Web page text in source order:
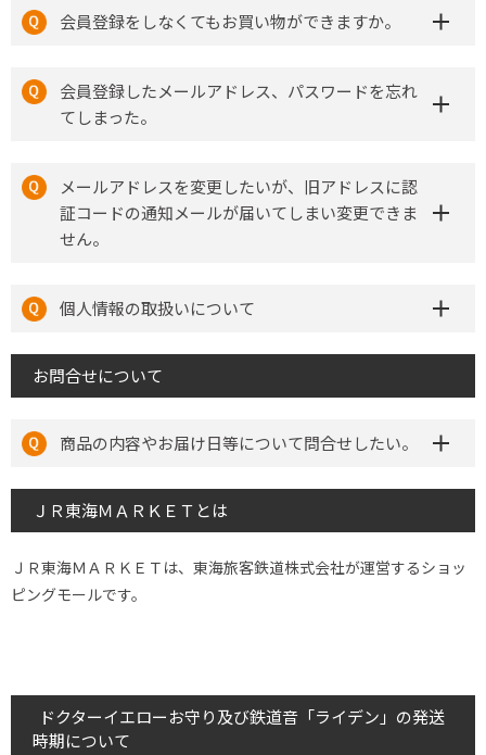
会員登録をしなくてもお買い物ができますか。
会員登録したメールアドレス、パスワードを忘れ
てしまった。
メールアドレスを変更したいが、旧アドレスに認
証コードの通知メールが届いてしまい変更できま
せん。
個人情報の取扱いについて
お問合せについて
商品の内容やお届け日等について問合せしたい。
ＪＲ東海ＭＡＲＫＥＴとは
ＪＲ東海ＭＡＲＫＥＴは、東海旅客鉄道株式会社が運営するショッ
ピングモールです。
ドクターイエローお守り及び鉄道音「ライデン」の発送
時期について